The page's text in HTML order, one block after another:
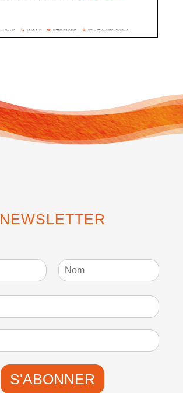
NEWSLETTER
o
S'ABONNER